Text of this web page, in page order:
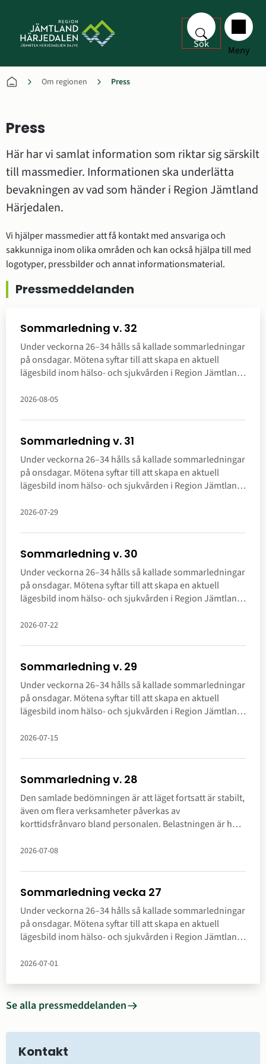
Sök Meny
Om regionen Press
Press
Här har vi samlat information som riktar sig särskilt
till massmedier. Informationen ska underlätta
bevakningen av vad som händer i Region Jämtland
Härjedalen.
Vi hjälper massmedier att få kontakt med ansvariga och
sakkunniga inom olika områden och kan också hjälpa till med
logotyper, pressbilder och annat informationsmaterial.
Pressmeddelanden
Sommarledning v. 32
Under veckorna 26–34 hålls så kallade sommarledningar
på onsdagar. Mötena syftar till att skapa en aktuell
lägesbild inom hälso- och sjukvården i Region Jämtland
2026-08-05
Sommarledning v. 31
Under veckorna 26–34 hålls så kallade sommarledningar
på onsdagar. Mötena syftar till att skapa en aktuell
lägesbild inom hälso- och sjukvården i Region Jämtland
2026-07-29
Sommarledning v. 30
Under veckorna 26–34 hålls så kallade sommarledningar
på onsdagar. Mötena syftar till att skapa en aktuell
lägesbild inom hälso- och sjukvården i Region Jämtland
2026-07-22
Sommarledning v. 29
Under veckorna 26–34 hålls så kallade sommarledningar
på onsdagar. Mötena syftar till att skapa en aktuell
lägesbild inom hälso- och sjukvården i Region Jämtland
2026-07-15
Sommarledning v. 28
Den samlade bedömningen är att läget fortsatt är stabilt,
även om flera verksamheter påverkas av
korttidsfrånvaro bland personalen. Belastningen är hög
sommarplaneringen. Samarbetet med länets kommuner
2026-07-08
Sommarledning vecka 27
Under veckorna 26–34 hålls så kallade sommarledningar
på onsdagar. Mötena syftar till att skapa en aktuell
lägesbild inom hälso- och sjukvården i Region Jämtland
2026-07-01
Se alla pressmeddelanden
Kontakt